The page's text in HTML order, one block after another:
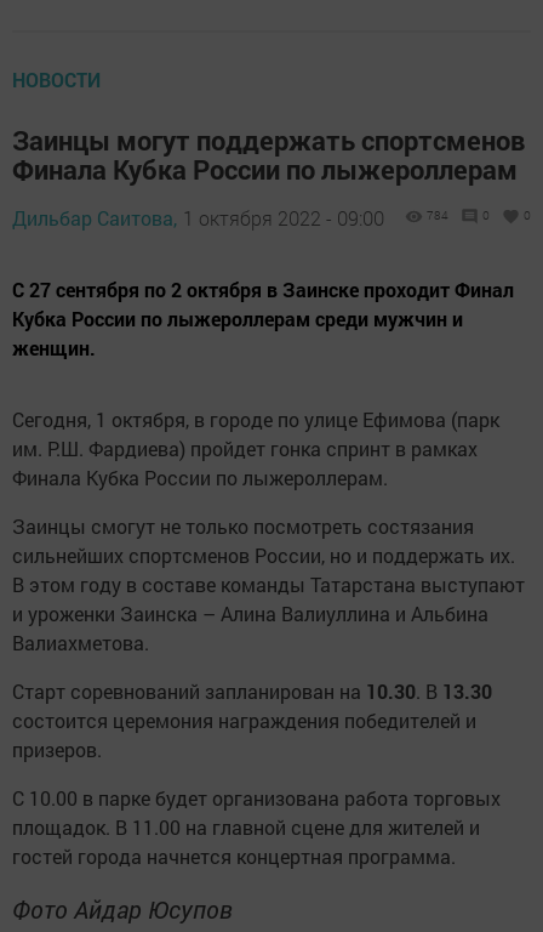
НОВОСТИ
Заинцы могут поддержать спортсменов
Финала Кубка России по лыжероллерам
Дильбар Саитова, 1 октября 2022 - 09:00 784 0 0
С 27 сентября по 2 октября в Заинске проходит Финал
Кубка России по лыжероллерам среди мужчин и
женщин.
Сегодня, 1 октября, в городе по улице Ефимова (парк
им. Р.Ш. Фардиева) пройдет гонка спринт в рамках
Финала Кубка России по лыжероллерам.
Заинцы смогут не только посмотреть состязания
сильнейших спортсменов России, но и поддержать их.
В этом году в составе команды Татарстана выступают
и уроженки Заинска – Алина Валиуллина и Альбина
Валиахметова.
Старт соревнований запланирован на 10.30. В 13.30
состоится церемония награждения победителей и
призеров.
С 10.00 в парке будет организована работа торговых
площадок. В 11.00 на главной сцене для жителей и
гостей города начнется концертная программа.
Фото Айдар Юсупов